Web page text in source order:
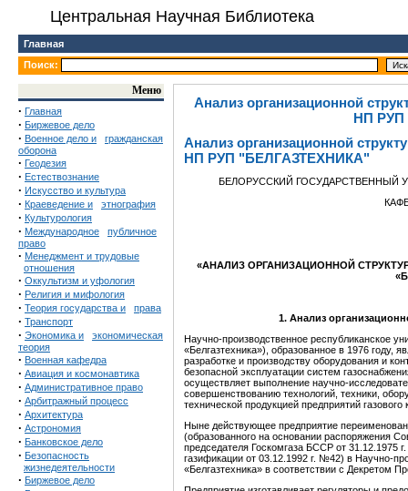
Центральная Научная Библиотека
Главная
Поиск:
Меню
· Главная
· Биржевое дело
· Военное дело и
гражданская
оборона
· Геодезия
· Естествознание
· Искусство и культура
· Краеведение и этнография
· Культурология
· Международное
публичное
право
· Менеджмент и трудовые
отношения
· Оккультизм и уфология
· Религия и мифология
· Теория государства и права
· Транспорт
· Экономика и
экономическая
теория
· Военная кафедра
· Авиация и космонавтика
· Административное право
· Арбитражный процесс
· Архитектура
· Астрономия
· Банковское дело
· Безопасность
жизнедеятельности
· Биржевое дело
Анализ организационной
НП РУП
Анализ организационной
НП РУП "БЕЛГАЗТЕХНИКА"
БЕЛОРУССКИЙ ГОСУДАРСТВЕННЫЙ
«АНАЛИЗ ОРГАНИЗАЦИОННОЙ
1. Анализ
Научно-производственное республиканское
«Белгазтехника»), образованное в 1976 году,
разработке и производству оборудования и
безопасной эксплуатации систем
осуществляет выполнение научно-
совершенствованию технологий, техники,
технической продукцией предприятий
Ныне действующее предприятие
(образованного на основании распоряжения
председателя Госкомгаза БССР от 31.12.1975
газификации от 03.12.1992 г. №42) в Научно-
«Белгазтехника» в соответствии с Декретом